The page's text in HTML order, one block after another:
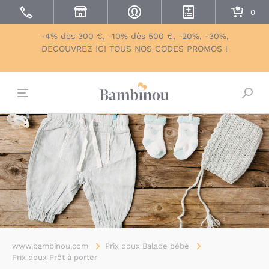
-4% dès 300 €, -10% dès 500 €, -20%, -30%,
DECOUVREZ ICI TOUS NOS CODES PROMOS !
www.bambinou.com
Prix doux Balade bébé
Prix doux Prêt à porter